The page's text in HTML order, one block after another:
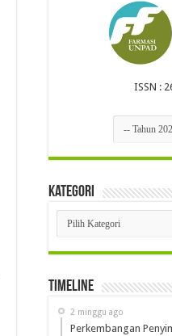
ISSN :
Kategori
Kategori
Timeline
2 minggu ago
Perkembangan